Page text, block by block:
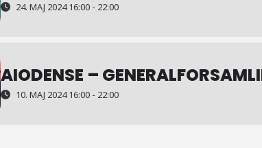
24. MAJ 2024 16:00 - 22:00
AIODENSE –
10. MAJ 2024 16:00 - 22:00